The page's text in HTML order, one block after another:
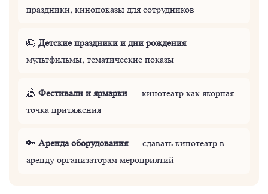
праздники, кинопоказы для сотрудников
🎂 Детские праздники и дни рождения—
мультфильмы, тематические показы
🎪 Фестивали и ярмарки— кинотеатр как якорная
точка притяжения
🔑 Аренда оборудования— сдавать кинотеатр в
аренду организаторам мероприятий